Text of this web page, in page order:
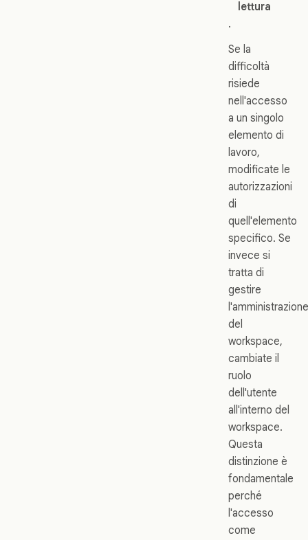
lettura
.
Se la
difficoltà
risiede
nell'accesso
a un singolo
elemento di
lavoro,
modificate le
autorizzazioni
di
quell'elemento
specifico. Se
invece si
tratta di
gestire
l'amministrazione
del
workspace,
cambiate il
ruolo
dell'utente
all'interno del
workspace.
Questa
distinzione è
fondamentale
perché
l'accesso
come